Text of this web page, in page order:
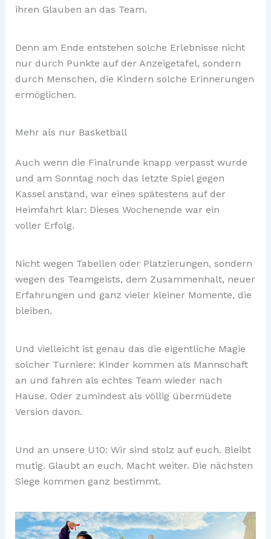
ihren Glauben an das Team.
Denn am Ende entstehen solche Erlebnisse nicht
nur durch Punkte auf der Anzeigetafel, sondern
durch Menschen, die Kindern solche Erinnerungen
ermöglichen.
Mehr als nur Basketball
Auch wenn die Finalrunde knapp verpasst wurde
und am Sonntag noch das letzte Spiel gegen
Kassel anstand, war eines spätestens auf der
Heimfahrt klar: Dieses Wochenende war ein
voller Erfolg.
Nicht wegen Tabellen oder Platzierungen, sondern
wegen des Teamgeists, dem Zusammenhalt, neuer
Erfahrungen und ganz vieler kleiner Momente, die
bleiben.
Und vielleicht ist genau das die eigentliche Magie
solcher Turniere: Kinder kommen als Mannschaft
an und fahren als echtes Team wieder nach
Hause. Oder zumindest als völlig übermüdete
Version davon.
Und an unsere U10: Wir sind stolz auf euch. Bleibt
mutig. Glaubt an euch. Macht weiter. Die nächsten
Siege kommen ganz bestimmt.